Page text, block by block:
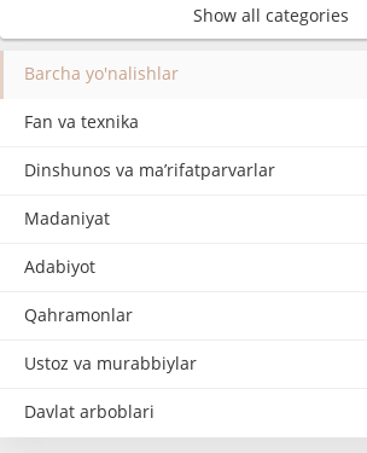
Show all categories
Barcha yo'nalishlar
Fan va texnika
Dinshunos va ma’rifatparvarlar
Madaniyat
Adabiyot
Qahramonlar
Ustoz va murabbiylar
Davlat arboblari